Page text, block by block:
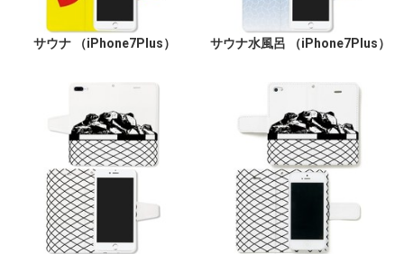
サウナ （iPhone7Plus） サウナ水風呂 （iPhone7Plus）